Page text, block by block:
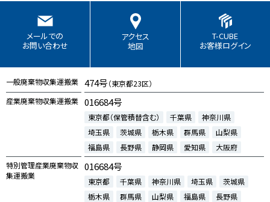
メールでの
お問い合わせ
アクセス
地図
T-CUBE
お客様ログイン
一般廃棄物収集運搬業 474号（東京都23区）
産業廃棄物収集運搬業 016684号
東京都（保管積替含む） 千葉県
神奈川県
埼玉県
茨城県 栃木県 群馬県
山梨県
福島県
長野県 静岡県 愛知県
大阪府
特別管理産業廃棄物収
集運搬業
016684号
東京都 千葉県 神奈川県 埼玉県
茨城県
栃木県
群馬県 山梨県 福島県
長野県